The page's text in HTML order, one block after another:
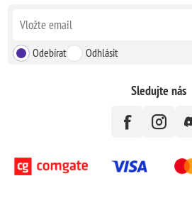
Odebírat Odhlásit
Sledujte nás